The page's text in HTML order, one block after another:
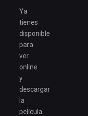
Ya
tienes
disponible
para
ver
online
y
descargar
la
película